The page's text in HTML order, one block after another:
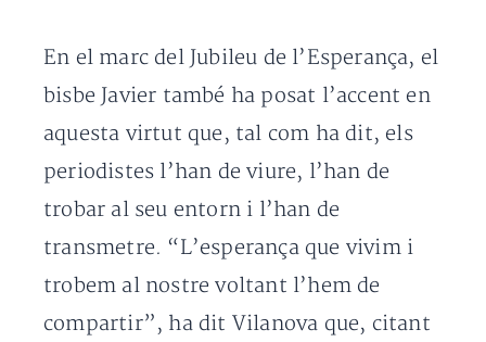
En el marc del Jubileu de l’Esperança, el
bisbe Javier també ha posat l’accent en
aquesta virtut que, tal com ha dit, els
periodistes l’han de viure, l’han de
trobar al seu entorn i l’han de
transmetre. “L’esperança que vivim i
trobem al nostre voltant l’hem de
compartir”, ha dit Vilanova que, citant